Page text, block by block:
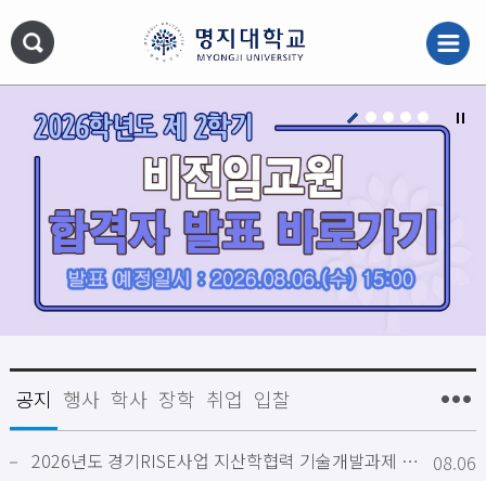
2026년도 경기RISE사업 지산학협력 기술개발과제 신규과제 공모 안내
08.06